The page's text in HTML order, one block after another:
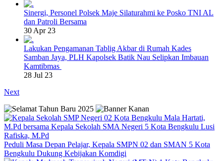
Sinergi, Personel Polsek Maje Silaturahmi ke Posko TNI AL
dan Patroli Bersama
30 Apr 23
Lakukan Pengamanan Tablig Akbar di Rumah Kades
Samban Jaya, PLH Kapolsek Batik Nau Selipkan Imbauan
Kamtibmas
28 Jul 23
Next
Peduli Masa Depan Pelajar, Kepala SMPN 02 dan SMAN 5 Kota
Bengkulu Dukung Kebijakan Komdigi